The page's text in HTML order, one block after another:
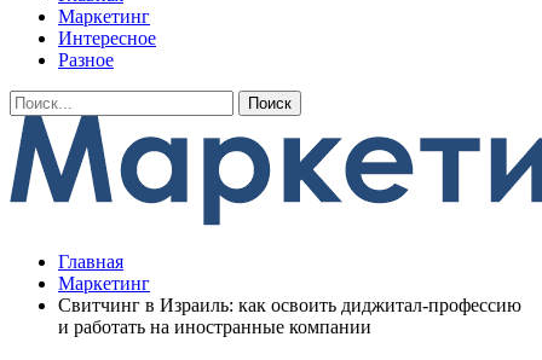
Маркетинг
Интересное
Разное
Главная
Маркетинг
Свитчинг в Израиль: как освоить диджитал-профессию
и работать на иностранные компании